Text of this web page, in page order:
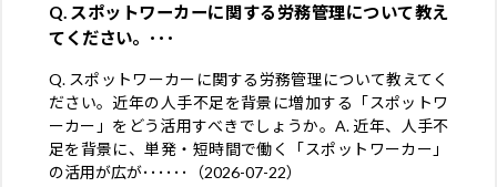
Q. スポットワーカーに関する労務管理について教え
てください。･･･
Q. スポットワーカーに関する労務管理について教えてく
ださい。近年の人手不足を背景に増加する「スポットワ
ーカー」をどう活用すべきでしょうか。A. 近年、人手不
足を背景に、単発・短時間で働く「スポットワーカー」
の活用が広が･･････（2026-07-22）